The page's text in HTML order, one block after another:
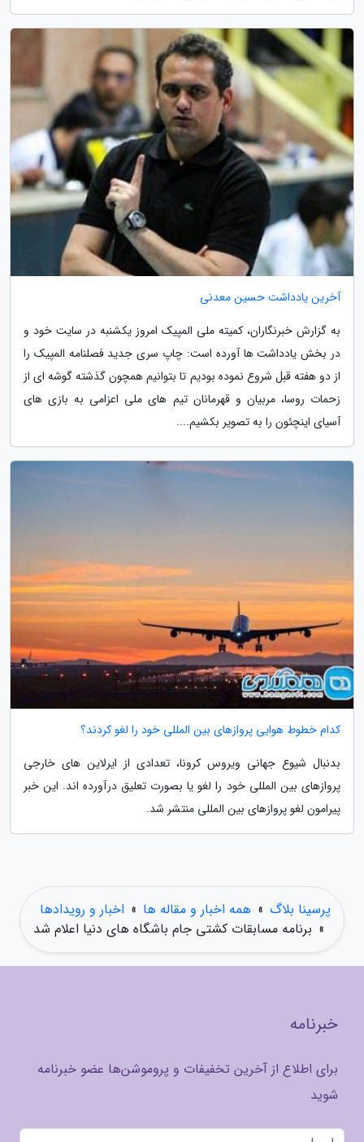
آخرین یادداشت حسین معدنی
به گزارش خبرنگاران، کمیته ملی المپیک امروز یکشنبه در سایت خود و
در بخش یادداشت ها آورده است: چاپ سری جدید فصلنامه المپیک را
از دو هفته قبل شروع نموده بودیم تا بتوانیم همچون گذشته گوشه ای از
زحمات روسا، مربیان و قهرمانان تیم های ملی اعزامی به بازی های
آسیای اینچئون را به تصویر بکشیم....
کدام خطوط هوایی پروازهای بین المللی خود را لغو کردند؟
بدنبال شیوع جهانی ویروس کرونا، تعدادی از ایرلاین های خارجی
پروازهای بین المللی خود را لغو یا بصورت تعلیق درآورده اند. این خبر
پیرامون لغو پروازهای بین المللی منتشر شد.
پرسینا بلاگ » همه اخبار و مقاله ها » اخبار و رویدادها
» برنامه مسابقات کشتی جام باشگاه های دنیا اعلام شد
خبرنامه
برای اطلاع از آخرین تخفیفات و پروموشن‌ها عضو خبرنامه
شوید